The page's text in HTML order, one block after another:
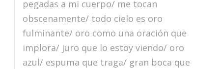
pegadas a mi cuerpo/ me tocan
obscenamente/ todo cielo es oro
fulminante/ oro como una oración que
implora/ juro que lo estoy viendo/ oro
azul/ espuma que traga/ gran boca que